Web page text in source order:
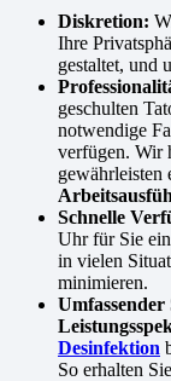
Diskretion:
Ihre
gestaltet, und
geschulten
notwendige
verfügen. Wir
gewährleisten
Schnelle
Uhr für Sie
in vielen
minimieren.
Umfassender
Desinfektion
So erhalten